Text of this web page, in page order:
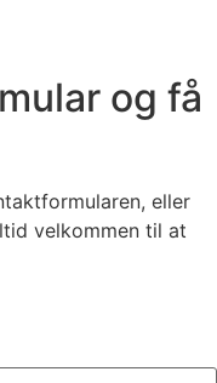
og få
eller
velkommen til at